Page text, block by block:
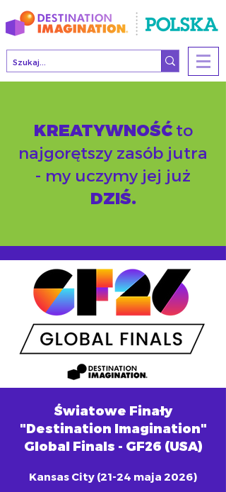
KREATYWNOŚĆ to
najgorętszy zasób jutra
- my uczymy jej już
DZIŚ.
Światowe Finały
"Destination Imagination"
Global Finals - GF26 (USA)
Kansas City (21-24 maja 2026)